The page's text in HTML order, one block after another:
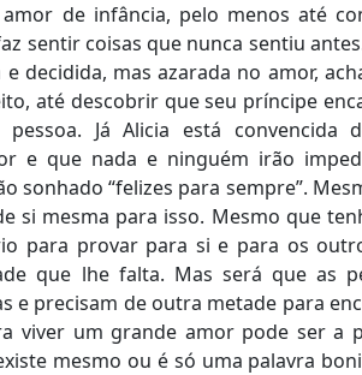
de infância, pelo menos até
sentir coisas que nunca sentiu
decidida, mas azarada no amor,
até descobrir que seu príncipe
Já Alicia está convencida
e que nada e ninguém irão
sonhado “felizes para sempre”.
si mesma para isso. Mesmo que
para provar para si e para os
que lhe falta. Mas será que as
e precisam de outra metade para
viver um grande amor pode ser a
mesmo ou é só uma palavra